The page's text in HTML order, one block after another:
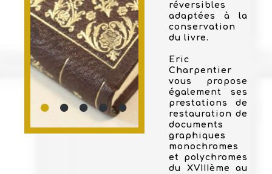
réversibles
adaptées à la
conservation
du livre.
Eric
Charpentier
vous propose
également ses
prestations de
restauration de
documents
graphiques
monochromes
et polychromes
du XVIIIème au